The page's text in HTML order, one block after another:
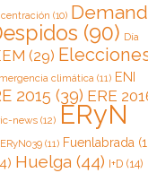
(10)
(90) Día
(29)
climática (11) ENI
2015 (39) ERE
news (12) ERyN
ERyN039 (11) Fuenlabrada
Huelga (44) I+D (14)